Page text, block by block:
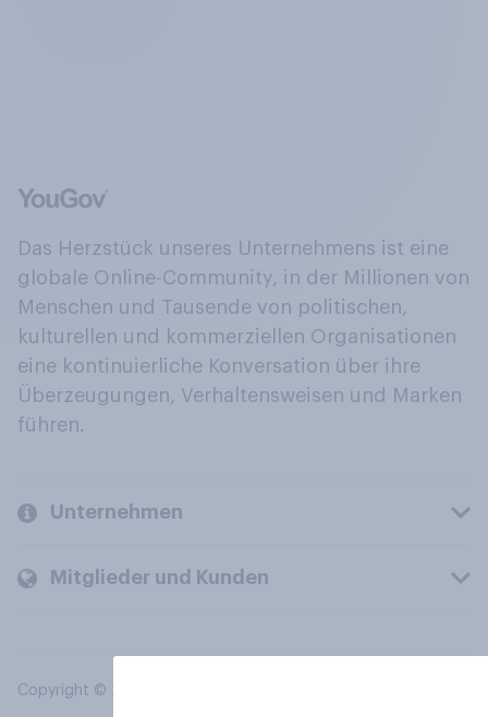
Das Herzstück unseres Unternehmens ist eine
globale Online-Community, in der Millionen von
Menschen und Tausende von politischen,
kulturellen und kommerziellen Organisationen
eine kontinuierliche Konversation über ihre
Überzeugungen, Verhaltensweisen und Marken
führen.
Unternehmen
Mitglieder und Kunden
Copyright © 2026 YouGov PLC. Alle Rechte vorbehalten.